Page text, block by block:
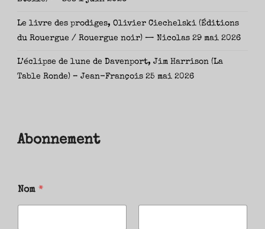
Le livre des prodiges, Olivier Ciechelski (Éditions
du Rouergue / Rouergue noir) — Nicolas 29 mai 2026
L’éclipse de lune de Davenport, Jim Harrison (La
Table Ronde) – Jean-François 25 mai 2026
Abonnement
Nom *